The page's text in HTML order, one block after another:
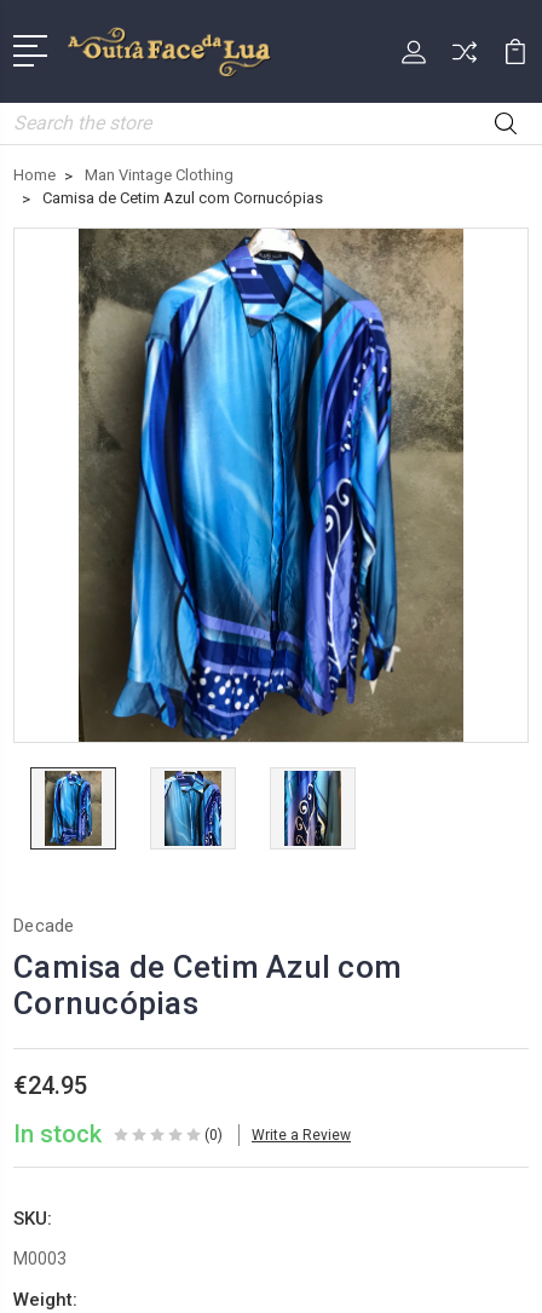
Search
Home
Man Vintage Clothing
Camisa de Cetim Azul com Cornucópias
Decade
Camisa de Cetim Azul com
Cornucópias
€24.95
In stock
(0) Write a Review
SKU:
M0003
Weight: